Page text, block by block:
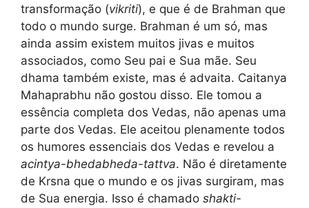
transformação (vikriti), e que é de Brahman que
todo o mundo surge. Brahman é um só, mas
ainda assim existem muitos jivas e muitos
associados, como Seu pai e Sua mãe. Seu
dhama também existe, mas é advaita. Caitanya
Mahaprabhu não gostou disso. Ele tomou a
essência completa dos Vedas, não apenas uma
parte dos Vedas. Ele aceitou plenamente todos
os humores essenciais dos Vedas e revelou a
acintya-bhedabheda-tattva. Não é diretamente
de Krsna que o mundo e os jivas surgiram, mas
de Sua energia. Isso é chamado shakti-